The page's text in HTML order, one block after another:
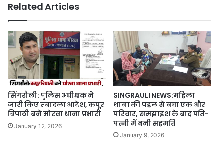
Related Articles
सिंगरौली: पुलिस अधीक्षक ने
जारी किए तबादला आदेश, कपूर
त्रिपाठी बने मोरवा थाना प्रभारी
January 12, 2026
SINGRAULI NEWS:महिला
थाना की पहल से बचा एक और
परिवार, समझाइश के बाद पति-
पत्नी में बनी सहमति
January 9, 2026